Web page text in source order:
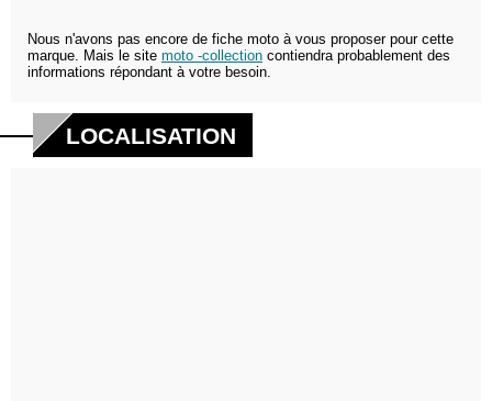
Nous n'avons pas encore de fiche moto à vous proposer pour cette
marque. Mais le site moto -collection contiendra probablement des
informations répondant à votre besoin.
LOCALISATION